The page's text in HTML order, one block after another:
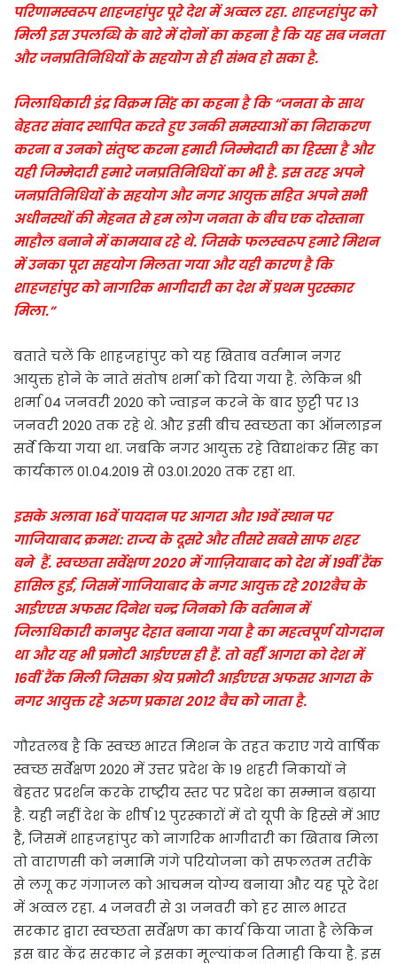
परिणामस्वरूप शाहजहांपुर पूरे देश में अव्वल रहा. शाहजहांपुर को
मिली इस उपलब्धि के बारे में दोनों का कहना है कि यह सब जनता
और जनप्रतिनिधियों के सहयोग से ही संभव हो सका है.
जिलाधिकारी इंद्र विक्रम सिंह का कहना है कि “जनता के साथ
बेहतर संवाद स्थापित करते हुए उनकी समस्याओं का निराकरण
करना व उनको संतुष्ट करना हमारी जिम्मेदारी का हिस्सा है और
यही जिम्मेदारी हमारे जनप्रतिनिधियों का भी है. इस तरह अपने
जनप्रतिनिधियों के सहयोग और नगर आयुक्त सहित अपने सभी
अधीनस्थों की मेहनत से हम लोग जनता के बीच एक दोस्ताना
माहौल बनाने में कामयाब रहे थे. जिसके फलस्वरूप हमारे मिशन
में उनका पूरा सहयोग मिलता गया और यही कारण है कि
शाहजहांपुर को नागरिक भागीदारी का देश में प्रथम पुरस्कार
मिला.”
बताते चलें कि शाहजहांपुर को यह खिताब वर्तमान नगर
आयुक्त होने के नाते संतोष शर्मा को दिया गया है. लेकिन श्री
शर्मा 04 जनवरी 2020 को ज्वाइन करने के बाद छुट्टी पर 13
जनवरी 2020 तक रहे थे. और इसी बीच स्वच्छता का ऑनलाइन
सर्वे किया गया था. जबकि नगर आयुक्त रहे विद्याशंकर सिंह का
कार्यकाल 01.04.2019 से 03.01.2020 तक रहा था.
इसके अलावा 16वें पायदान पर आगरा और 19वें स्थान पर
गाजियाबाद क्रमश: राज्य के दूसरे और तीसरे सबसे साफ शहर
बने हैं. स्वच्छता सर्वेक्षण 2020 में गाज़ियाबाद को देश में 19वीं रैंक
हासिल हुई, जिसमें गाजियाबाद के नगर आयुक्त रहे 2012बैच के
आईएएस अफसर दिनेश चन्द्र जिनको कि वर्तमान में
जिलाधिकारी कानपुर देहात बनाया गया है का महत्वपूर्ण योगदान
था और यह भी प्रमोटी आईएएस ही हैं. तो वहीँ आगरा को देश में
16वीं रैंक मिली जिसका श्रेय प्रमोटी आईएएस अफसर आगरा के
नगर आयुक्त रहे अरुण प्रकाश 2012 बैच को जाता है.
गौरतलब है कि स्वच्छ भारत मिशन के तहत कराए गये वार्षिक
स्वच्छ सर्वेक्षण 2020 में उत्तर प्रदेश के 19 शहरी निकायों ने
बेहतर प्रदर्शन करके राष्ट्रीय स्तर पर प्रदेश का सम्मान बढ़ाया
है. यही नहीं देश के शीर्ष 12 पुरस्कारों में दो यूपी के हिस्से में आए
हैं, जिसमें शाहजहांपुर को नागरिक भागीदारी का खिताब मिला
तो वाराणसी को नमामि गंगे परियोजना को सफलतम तरीके
से लगू कर गंगाजल को आचमन योग्य बनाया और यह पूरे देश
में अव्वल रहा. 4 जनवरी से 31 जनवरी को हर साल भारत
सरकार द्वारा स्वच्छता सर्वेक्षण का कार्य किया जाता है लेकिन
इस बार केंद्र सरकार ने इसका मूल्यांकन तिमाही किया है. इस